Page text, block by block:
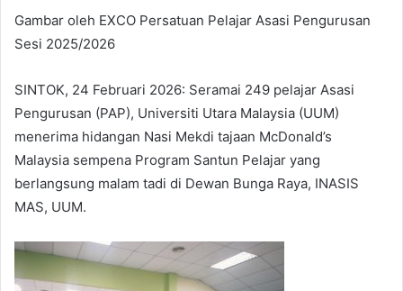
Gambar oleh EXCO Persatuan Pelajar Asasi Pengurusan
Sesi 2025/2026
SINTOK, 24 Februari 2026: Seramai 249 pelajar Asasi
Pengurusan (PAP), Universiti Utara Malaysia (UUM)
menerima hidangan Nasi Mekdi tajaan McDonald’s
Malaysia sempena Program Santun Pelajar yang
berlangsung malam tadi di Dewan Bunga Raya, INASIS
MAS, UUM.